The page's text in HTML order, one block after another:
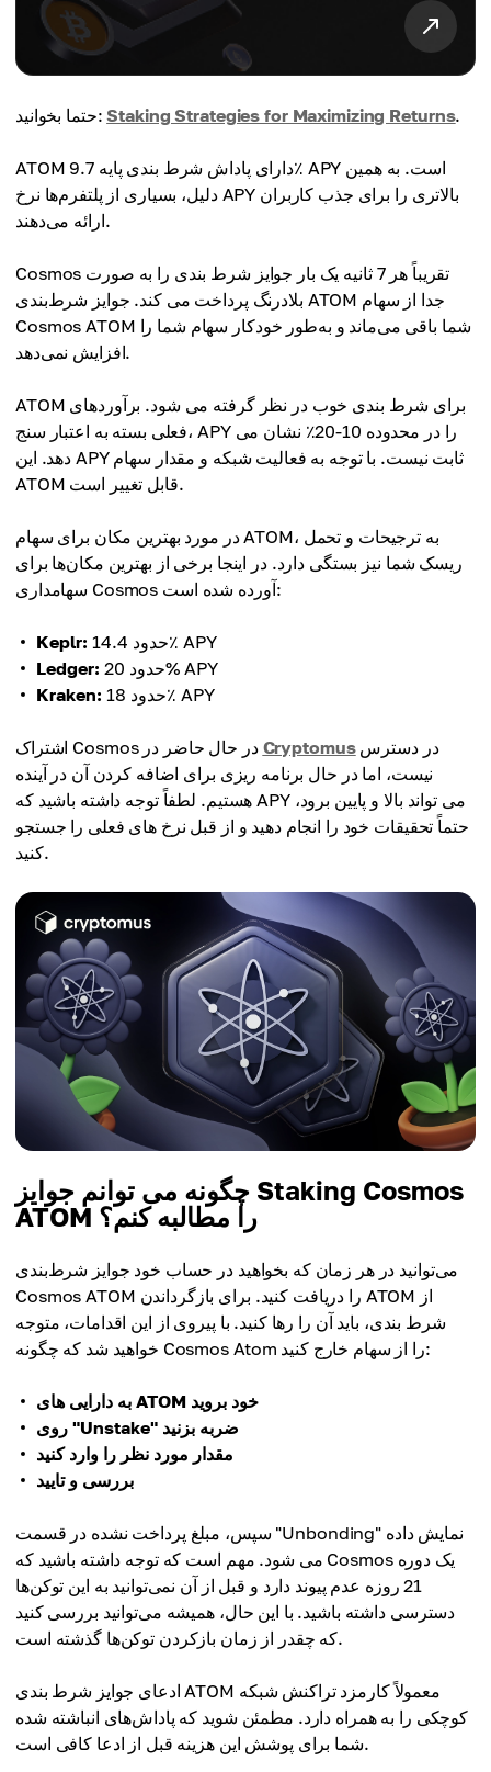
حتما بخوانید:Staking Strategies for Maximizing Returns.
ATOM دارای پاداش شرط بندی پایه 9.7٪ APY است. به همین
دلیل، بسیاری از پلتفرم‌ها نرخ APY بالاتری را برای جذب کاربران
ارائه می‌دهند.
Cosmos تقریباً هر 7 ثانیه یک بار جوایز شرط بندی را به صورت
بلادرنگ پرداخت می کند. جوایز شرط‌بندی ATOM جدا از سهام
Cosmos ATOM شما باقی می‌ماند و به‌طور خودکار سهام شما را
افزایش نمی‌دهد.
ATOM برای شرط بندی خوب در نظر گرفته می شود. برآوردهای
فعلی بسته به اعتبار سنج، APY را در محدوده 10-20٪ نشان می
دهد. این APY ثابت نیست. با توجه به فعالیت شبکه و مقدار سهام
ATOM قابل تغییر است.
در مورد بهترین مکان برای سهام ATOM، به ترجیحات و تحمل
ریسک شما نیز بستگی دارد. در اینجا برخی از بهترین مکان‌ها برای
سهامداری Cosmos آورده شده است:
Keplr:
حدود 14.4٪ APY
Ledger:
حدود 20% APY
Kraken:
حدود 18٪ APY
اشتراک Cosmos در حال حاضر در Cryptomusدر دسترس
نیست، اما در حال برنامه ریزی برای اضافه کردن آن در آینده
هستیم. لطفاً توجه داشته باشید که APY می تواند بالا و پایین برود،
حتماً تحقیقات خود را انجام دهید و از قبل نرخ های فعلی را جستجو
کنید.
چگونه می توانم جوایز Staking Cosmos
ATOM را مطالبه کنم؟
می‌توانید در هر زمان که بخواهید در حساب خود جوایز شرط‌بندی
Cosmos ATOM را دریافت کنید. برای بازگرداندن ATOM از
شرط بندی، باید آن را رها کنید. با پیروی از این اقدامات، متوجه
خواهید شد که چگونه Cosmos Atom را از سهام خارج کنید:
به دارایی های ATOM خود بروید
روی "Unstake" ضربه بزنید
مقدار مورد نظر را وارد کنید
بررسی و تایید
سپس، مبلغ پرداخت نشده در قسمت "Unbonding" نمایش داده
می شود. مهم است که توجه داشته باشید که Cosmos یک دوره
21 روزه عدم پیوند دارد و قبل از آن نمی‌توانید به این توکن‌ها
دسترسی داشته باشید. با این حال، همیشه می‌توانید بررسی کنید
که چقدر از زمان بازکردن توکن‌ها گذشته است.
ادعای جوایز شرط بندی ATOM معمولاً کارمزد تراکنش شبکه
کوچکی را به همراه دارد. مطمئن شوید که پاداش‌های انباشته شده
شما برای پوشش این هزینه قبل از ادعا کافی است.